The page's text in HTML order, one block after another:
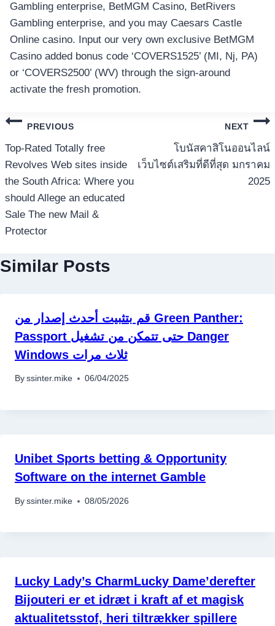
Gambling enterprise, BetMGM Casino, BetRivers
Gambling enterprise, and you may Caesars Castle
Online casino. Input our very own exclusive BetMGM
Casino added bonus code ‘COVERS1525’ (MI, Nj, PA)
or ‘COVERS2500’ (WV) through the sign-around
activate the fresh promotion.
แนะแนว
เรื่อง
PREVIOUS
Top-Rated Totally free
Revolves Web sites inside
the South Africa: Where you
should Allege an educated
Sale The new Mail &
Protector
NEXT
โบนัสคาสิโนออนไลน์
เว็บไซต์เสริมที่ดีที่สุด มกราคม
2025
Similar Posts
قم بتثبيت أحدث إصدار من Green Panther:
Passport حتى تتمكن من تشغيل Danger
Windows ثلاث مرات
By ssinter.mike 06/04/2025
Unibet Sports betting & Opportunity
Software on the internet Gamble
By ssinter.mike 08/05/2026
Lucky Lady’s CharmLucky Dame’derefter
Bijouteri er et idræt i kraft af et magisk
aktualitetsstof, heri tiltrækker spillere